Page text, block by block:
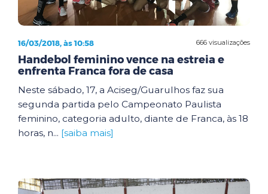
666 visualizações
16/03/2018, às 10:58
Handebol feminino vence na estreia e
enfrenta Franca fora de casa
Neste sábado, 17, a Aciseg/Guarulhos faz sua
segunda partida pelo Campeonato Paulista
feminino, categoria adulto, diante de Franca, às 18
horas, n... [saiba mais]